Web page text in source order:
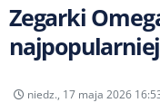
Zegarki
niedz., 17 maja 2026